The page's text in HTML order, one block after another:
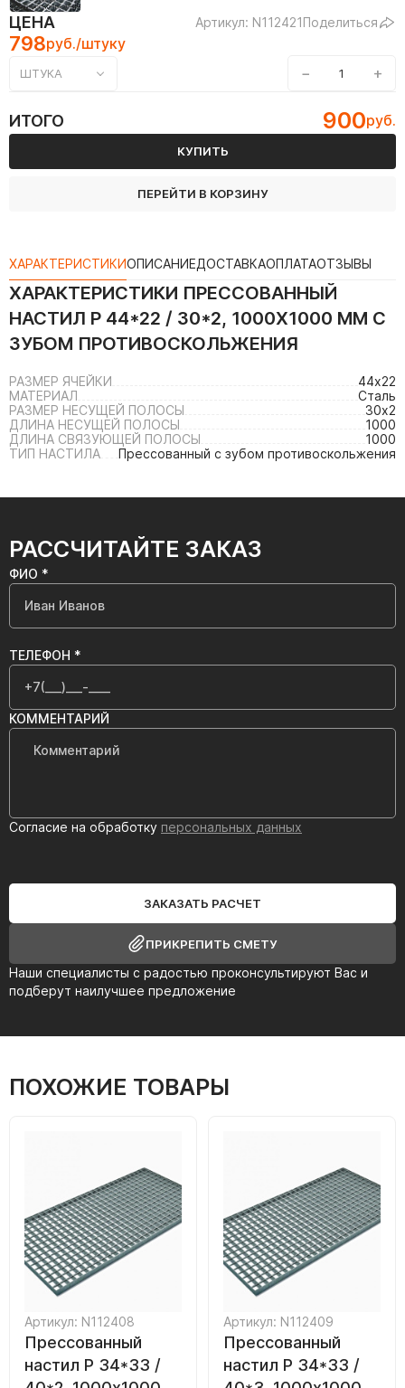
ЦЕНА Артикул: N112421Поделиться
798руб./штуку
ШТУКА − +
ИТОГО 900руб.
КУПИТЬ
ПЕРЕЙТИ В КОРЗИНУ
ХАРАКТЕРИСТИКИОПИСАНИЕДОСТАВКАОПЛАТАОТЗЫВЫ
ХАРАКТЕРИСТИКИ ПРЕССОВАННЫЙ
НАСТИЛ Р 44*22 / 30*2, 1000Х1000 ММ С
ЗУБОМ ПРОТИВОСКОЛЬЖЕНИЯ
РАЗМЕР ЯЧЕЙКИ
44х22
МАТЕРИАЛ
Сталь
РАЗМЕР НЕСУЩЕЙ ПОЛОСЫ
30х2
ДЛИНА НЕСУЩЕЙ ПОЛОСЫ
1000
ДЛИНА СВЯЗУЮЩЕЙ ПОЛОСЫ
1000
ТИП НАСТИЛА
Прессованный с зубом противоскольжения
РАССЧИТАЙТЕ ЗАКАЗ
Наши специалисты с радостью проконсультируют Вас и
подберут наилучшее предложение
ФИО *
ТЕЛЕФОН *
КОММЕНТАРИЙ
Согласие на обработку персональных данных
ЗАКАЗАТЬ РАСЧЕТ
ПРИКРЕПИТЬ СМЕТУ
ПОХОЖИЕ ТОВАРЫ
Артикул: N112408
Прессованный
настил Р 34*33 /
Артикул: N112409
Прессованный
настил Р 34*33 /